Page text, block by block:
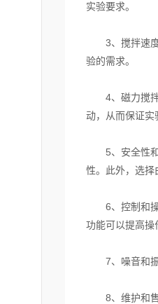
实验要求。
3、搅拌速度
验的需求。
4、磁力搅拌
动，从而保证实
5、安全性和
性。此外，选择
6、控制和操
功能可以提高操
7、噪音和振
8、维护和售